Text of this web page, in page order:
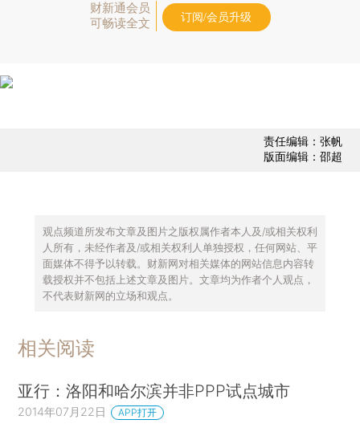
财新通会员
可畅读全文
订阅/会员升级
责任编辑：张帆
版面编辑：邵超
观点频道所发布文章及图片之版权属作者本人及/或相关权利
人所有，未经作者及/或相关权利人单独授权，任何网站、平
面媒体不得予以转载。财新网对相关媒体的网站信息内容转
载授权并不包括上述文章及图片。文章均为作者个人观点，
不代表财新网的立场和观点。
相关阅读
亚行：洛阳和哈尔滨并非PPP试点城市
2014年07月22日 APP打开